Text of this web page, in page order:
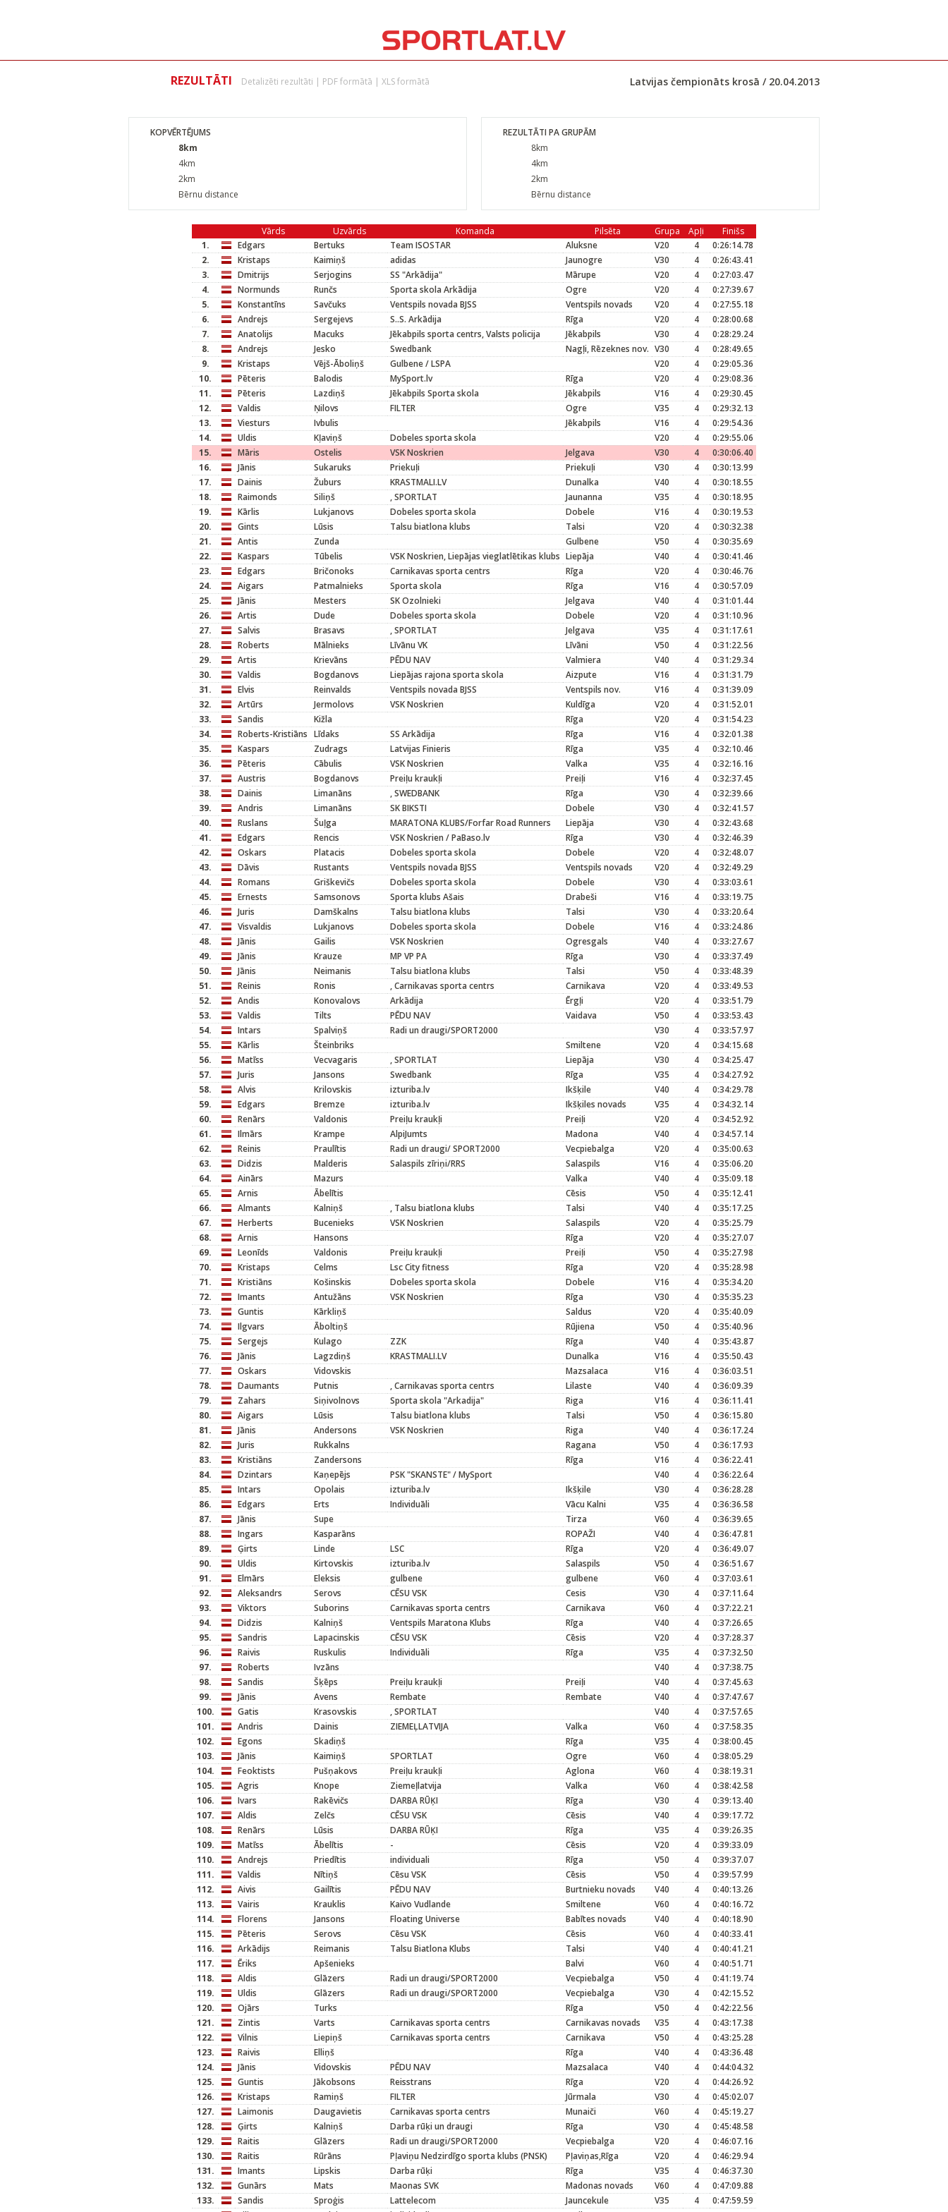
REZULTĀTI Detalizēti rezultāti | PDF formātā | XLS formātā Latvijas čempionāts krosā / 20.04.2013
KOPVĒRTĒJUMS
8km
4km
2km
Bērnu distance
REZULTĀTI PA GRUPĀM
8km
4km
2km
Bērnu distance
Vārds Uzvārds Komanda Pilsēta Grupa Apļi
Finišs
1.
Edgars Bertuks Team ISOSTAR Aluksne V20 4
0:26:14.78
2.
Kristaps Kaimiņš adidas Jaunogre V30 4
0:26:43.41
3.
Dmitrijs Serjogins SS "Arkādija" Mārupe V20 4
0:27:03.47
4.
Normunds Runčs Sporta skola Arkādija Ogre V20 4
0:27:39.67
5.
Konstantīns Savčuks Ventspils novada BJSS Ventspils novads V20 4
0:27:55.18
6.
Andrejs Sergejevs S..S. Arkādija Rīga V20 4
0:28:00.68
7.
Anatolijs Macuks Jēkabpils sporta centrs, Valsts policija Jēkabpils V30 4
0:28:29.24
8.
Andrejs Jesko Swedbank Nagļi, Rēzeknes nov. V30 4
0:28:49.65
9.
Kristaps Vējš-Āboliņš Gulbene / LSPA V20 4
0:29:05.36
10.
Pēteris Balodis MySport.lv Rīga V20 4
0:29:08.36
11.
Pēteris Lazdiņš Jēkabpils Sporta skola Jēkabpils V16 4
0:29:30.45
12.
Valdis Ņilovs FILTER Ogre V35 4
0:29:32.13
13.
Viesturs Ivbulis Jēkabpils V16 4
0:29:54.36
14.
Uldis Kļaviņš Dobeles sporta skola V20 4
0:29:55.06
15.
Māris Ostelis VSK Noskrien Jelgava V30 4
0:30:06.40
16.
Jānis Sukaruks Priekuļi Priekuļi V30 4
0:30:13.99
17.
Dainis Žuburs KRASTMALI.LV Dunalka V40 4
0:30:18.55
18.
Raimonds Siliņš , SPORTLAT Jaunanna V35 4
0:30:18.95
19.
Kārlis Lukjanovs Dobeles sporta skola Dobele V16 4
0:30:19.53
20.
Gints Lūsis Talsu biatlona klubs Talsi V20 4
0:30:32.38
21.
Antis Zunda Gulbene V50 4
0:30:35.69
22.
Kaspars Tūbelis VSK Noskrien, Liepājas vieglatlētikas klubs Liepāja V40 4
0:30:41.46
23.
Edgars Bričonoks Carnikavas sporta centrs Rīga V20 4
0:30:46.76
24.
Aigars Patmalnieks Sporta skola Rīga V16 4
0:30:57.09
25.
Jānis Mesters SK Ozolnieki Jelgava V40 4
0:31:01.44
26.
Artis Dude Dobeles sporta skola Dobele V20 4
0:31:10.96
27.
Salvis Brasavs , SPORTLAT Jelgava V35 4
0:31:17.61
28.
Roberts Mālnieks Līvānu VK Līvāni V50 4
0:31:22.56
29.
Artis Krievāns PĒDU NAV Valmiera V40 4
0:31:29.34
30.
Valdis Bogdanovs Liepājas rajona sporta skola Aizpute V16 4
0:31:31.79
31.
Elvis Reinvalds Ventspils novada BJSS Ventspils nov. V16 4
0:31:39.09
32.
Artūrs Jermolovs VSK Noskrien Kuldīga V20 4
0:31:52.01
33.
Sandis Kižla Rīga V20 4
0:31:54.23
34.
Roberts-Kristiāns Līdaks SS Arkādija Rīga V16 4
0:32:01.38
35.
Kaspars Zudrags Latvijas Finieris Rīga V35 4
0:32:10.46
36.
Pēteris Cābulis VSK Noskrien Valka V35 4
0:32:16.16
37.
Austris Bogdanovs Preiļu kraukļi Preiļi V16 4
0:32:37.45
38.
Dainis Limanāns , SWEDBANK Rīga V30 4
0:32:39.66
39.
Andris Limanāns SK BIKSTI Dobele V30 4
0:32:41.57
40.
Ruslans Šuļga MARATONA KLUBS/Forfar Road Runners Liepāja V30 4
0:32:43.68
41.
Edgars Rencis VSK Noskrien / PaBaso.lv Rīga V30 4
0:32:46.39
42.
Oskars Platacis Dobeles sporta skola Dobele V20 4
0:32:48.07
43.
Dāvis Rustants Ventspils novada BJSS Ventspils novads V20 4
0:32:49.29
44.
Romans Griškevičs Dobeles sporta skola Dobele V30 4
0:33:03.61
45.
Ernests Samsonovs Sporta klubs Ašais Drabeši V16 4
0:33:19.75
46.
Juris Damškalns Talsu biatlona klubs Talsi V30 4
0:33:20.64
47.
Visvaldis Lukjanovs Dobeles sporta skola Dobele V16 4
0:33:24.86
48.
Jānis Gailis VSK Noskrien Ogresgals V40 4
0:33:27.67
49.
Jānis Krauze MP VP PA Rīga V30 4
0:33:37.49
50.
Jānis Neimanis Talsu biatlona klubs Talsi V50 4
0:33:48.39
51.
Reinis Ronis , Carnikavas sporta centrs Carnikava V20 4
0:33:49.53
52.
Andis Konovalovs Arkādija Ērgļi V20 4
0:33:51.79
53.
Valdis Tilts PĒDU NAV Vaidava V50 4
0:33:53.43
54.
Intars Spalviņš Radi un draugi/SPORT2000 V30 4
0:33:57.97
55.
Kārlis Šteinbriks Smiltene V20 4
0:34:15.68
56.
Matīss Vecvagaris , SPORTLAT Liepāja V30 4
0:34:25.47
57.
Juris Jansons Swedbank Rīga V35 4
0:34:27.92
58.
Alvis Krilovskis izturiba.lv Ikšķile V40 4
0:34:29.78
59.
Edgars Bremze izturiba.lv Ikšķiles novads V35 4
0:34:32.14
60.
Renārs Valdonis Preiļu kraukļi Preiļi V20 4
0:34:52.92
61.
Ilmārs Krampe AlpiJumts Madona V40 4
0:34:57.14
62.
Reinis Praulītis Radi un draugi/ SPORT2000 Vecpiebalga V20 4
0:35:00.63
63.
Didzis Malderis Salaspils zīriņi/RRS Salaspils V16 4
0:35:06.20
64.
Ainārs Mazurs Valka V40 4
0:35:09.18
65.
Arnis Ābelītis Cēsis V50 4
0:35:12.41
66.
Almants Kalniņš , Talsu biatlona klubs Talsi V40 4
0:35:17.25
67.
Herberts Bucenieks VSK Noskrien Salaspils V20 4
0:35:25.79
68.
Arnis Hansons Rīga V20 4
0:35:27.07
69.
Leonīds Valdonis Preiļu kraukļi Preiļi V50 4
0:35:27.98
70.
Kristaps Celms Lsc City fitness Rīga V20 4
0:35:28.98
71.
Kristiāns Košinskis Dobeles sporta skola Dobele V16 4
0:35:34.20
72.
Imants Antužāns VSK Noskrien Rīga V30 4
0:35:35.23
73.
Guntis Kārkliņš Saldus V20 4
0:35:40.09
74.
Ilgvars Āboltiņš Rūjiena V50 4
0:35:40.96
75.
Sergejs Kulago ZZK Rīga V40 4
0:35:43.87
76.
Jānis Lagzdiņš KRASTMALI.LV Dunalka V16 4
0:35:50.43
77.
Oskars Vidovskis Mazsalaca V16 4
0:36:03.51
78.
Daumants Putnis , Carnikavas sporta centrs Lilaste V40 4
0:36:09.39
79.
Zahars Siņivolnovs Sporta skola "Arkadija" Riga V16 4
0:36:11.41
80.
Aigars Lūsis Talsu biatlona klubs Talsi V50 4
0:36:15.80
81.
Jānis Andersons VSK Noskrien Riga V40 4
0:36:17.24
82.
Juris Rukkalns Ragana V50 4
0:36:17.93
83.
Kristiāns Zandersons Rīga V16 4
0:36:22.41
84.
Dzintars Kaņepējs PSK "SKANSTE" / MySport V40 4
0:36:22.64
85.
Intars Opolais izturiba.lv Ikšķile V30 4
0:36:28.28
86.
Edgars Erts Individuāli Vācu Kalni V35 4
0:36:36.58
87.
Jānis Supe Tirza V60 4
0:36:39.65
88.
Ingars Kasparāns ROPAŽI V40 4
0:36:47.81
89.
Ģirts Linde LSC Rīga V20 4
0:36:49.07
90.
Uldis Kirtovskis izturiba.lv Salaspils V50 4
0:36:51.67
91.
Elmārs Eleksis gulbene gulbene V60 4
0:37:03.61
92.
Aleksandrs Serovs CĒSU VSK Cesis V30 4
0:37:11.64
93.
Viktors Suborins Carnikavas sporta centrs Carnikava V60 4
0:37:22.21
94.
Didzis Kalniņš Ventspils Maratona Klubs Rīga V40 4
0:37:26.65
95.
Sandris Lapacinskis CĒSU VSK Cēsis V20 4
0:37:28.37
96.
Raivis Ruskulis Individuāli Rīga V35 4
0:37:32.50
97.
Roberts Ivzāns V40 4
0:37:38.75
98.
Sandis Šķēps Preiļu kraukļi Preiļi V40 4
0:37:45.63
99.
Jānis Avens Rembate Rembate V40 4
0:37:47.67
100.
Gatis Krasovskis , SPORTLAT V40 4
0:37:57.65
101.
Andris Dainis ZIEMEĻLATVIJA Valka V60 4
0:37:58.35
102.
Egons Skadiņš Rīga V35 4
0:38:00.45
103.
Jānis Kaimiņš SPORTLAT Ogre V60 4
0:38:05.29
104.
Feoktists Pušņakovs Preiļu kraukļi Aglona V60 4
0:38:19.31
105.
Agris Knope Ziemeļlatvija Valka V60 4
0:38:42.58
106.
Ivars Rakēvičs DARBA RŪĶI Rīga V30 4
0:39:13.40
107.
Aldis Zelčs CĒSU VSK Cēsis V40 4
0:39:17.72
108.
Renārs Lūsis DARBA RŪĶI Rīga V35 4
0:39:26.35
109.
Matīss Ābelītis - Cēsis V20 4
0:39:33.09
110.
Andrejs Priedītis individuali Rīga V50 4
0:39:37.07
111.
Valdis Nītiņš Cēsu VSK Cēsis V50 4
0:39:57.99
112.
Aivis Gailītis PĒDU NAV Burtnieku novads V40 4
0:40:13.26
113.
Vairis Krauklis Kaivo Vudlande Smiltene V60 4
0:40:16.72
114.
Florens Jansons Floating Universe Babītes novads V40 4
0:40:18.90
115.
Pēteris Serovs Cēsu VSK Cēsis V60 4
0:40:33.41
116.
Arkādijs Reimanis Talsu Biatlona Klubs Talsi V40 4
0:40:41.21
117.
Ēriks Apšenieks Balvi V60 4
0:40:51.71
118.
Aldis Glāzers Radi un draugi/SPORT2000 Vecpiebalga V50 4
0:41:19.74
119.
Uldis Glāzers Radi un draugi/SPORT2000 Vecpiebalga V30 4
0:42:15.52
120.
Ojārs Turks Rīga V50 4
0:42:22.56
121.
Zintis Varts Carnikavas sporta centrs Carnikavas novads V35 4
0:43:17.38
122.
Vilnis Liepiņš Carnikavas sporta centrs Carnikava V50 4
0:43:25.28
123.
Raivis Elliņš Rīga V40 4
0:43:36.48
124.
Jānis Vidovskis PĒDU NAV Mazsalaca V40 4
0:44:04.32
125.
Guntis Jākobsons Reisstrans Rīga V20 4
0:44:26.92
126.
Kristaps Ramiņš FILTER Jūrmala V30 4
0:45:02.07
127.
Laimonis Daugavietis Carnikavas sporta centrs Munaiči V60 4
0:45:19.27
128.
Ģirts Kalniņš Darba rūķi un draugi Rīga V30 4
0:45:48.58
129.
Raitis Glāzers Radi un draugi/SPORT2000 Vecpiebalga V20 4
0:46:07.16
130.
Raitis Rūrāns Pļaviņu Nedzirdīgo sporta klubs (PNSK) Pļaviņas,Rīga V20 4
0:46:29.94
131.
Imants Lipskis Darba rūķi Rīga V35 4
0:46:37.30
132.
Gunārs Mats Maonas SVK Madonas novads V60 4
0:47:09.88
133.
Sandis Sproģis Lattelecom Jauncekule V35 4
0:47:59.59